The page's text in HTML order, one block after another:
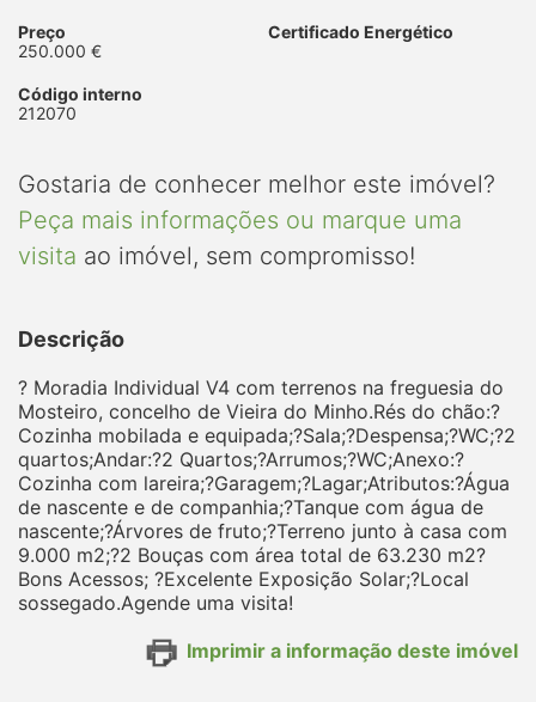
Preço
250.000 €
Certificado Energético
Código interno
212070
Gostaria de conhecer melhor este imóvel?
Peça mais informações ou marque uma
visita ao imóvel, sem compromisso!
Descrição
? Moradia Individual V4 com terrenos na freguesia do
Mosteiro, concelho de Vieira do Minho.Rés do chão:?
Cozinha mobilada e equipada;?Sala;?Despensa;?WC;?2
quartos;Andar:?2 Quartos;?Arrumos;?WC;Anexo:?
Cozinha com lareira;?Garagem;?Lagar;Atributos:?Água
de nascente e de companhia;?Tanque com água de
nascente;?Árvores de fruto;?Terreno junto à casa com
9.000 m2;?2 Bouças com área total de 63.230 m2?
Bons Acessos; ?Excelente Exposição Solar;?Local
sossegado.Agende uma visita!
Imprimir a informação deste imóvel